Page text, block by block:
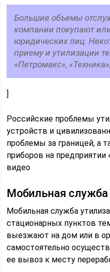
Большие объемы
компании покупают
юридических лиц.
приему и утилизации
«Петромакс»,
]
Российские проблемы
устройств и
проблемы за границей, а
приборов на
видео
Мобильная служба
Мобильная служба
стационарных пунктов
выезжают на дом или в
самостоятельно
ее вывоз к месту